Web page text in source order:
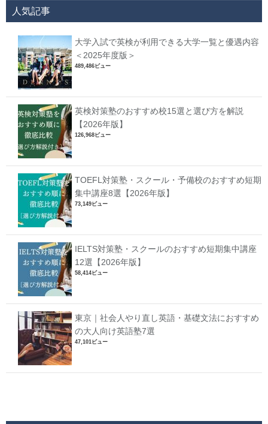
人気記事
大学入試で英検が利用できる大学一覧と優遇内容
＜2025年度版＞
489,486ビュー
英検対策塾のおすすめ校15選と選び方を解説
【2026年版】
126,968ビュー
TOEFL対策塾・スクール・予備校のおすすめ短期
集中講座8選【2026年版】
73,149ビュー
IELTS対策塾・スクールのおすすめ短期集中講座
12選【2026年版】
58,414ビュー
東京｜社会人やり直し英語・基礎文法におすすめ
の大人向け英語塾7選
47,101ビュー